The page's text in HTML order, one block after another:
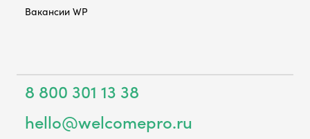
Вакансии WP
8 800 301 13 38
hello@welcomepro.ru